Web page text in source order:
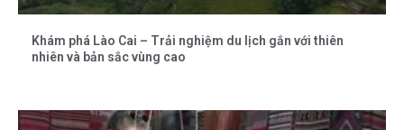
Khám phá Lào Cai – Trải nghiệm du lịch gắn với thiên
nhiên và bản sắc vùng cao